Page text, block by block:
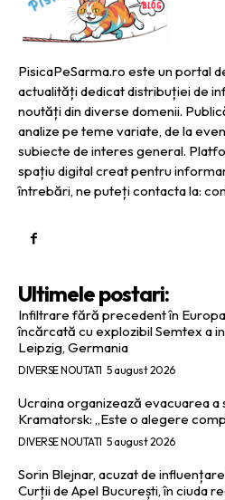
PisicaPeSarma.ro este un portal
actualități dedicat distribuției de
noutăți din diverse domenii.
analize pe teme variate, de la
subiecte de interes general.
spațiu digital creat pentru
întrebări, ne puteți contacta la:
Ultimele postari:
Infiltrare fără precedent în
încărcată cu explozibil Semtex a
Leipzig, Germania
DIVERSE NOUTATI 5 august 2026
Ucraina organizează evacuarea a
Kramatorsk: „Este o alegere
DIVERSE NOUTATI 5 august 2026
Sorin Blejnar, acuzat de
Curții de Apel București, în ciuda